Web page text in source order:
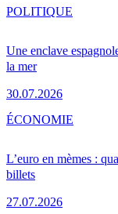
Une enclave
la mer
30.07.2026
POLITIQUE
L’euro en mèmes :
billets
27.07.2026
ÉCONOMIE